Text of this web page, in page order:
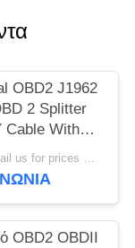
OBD2 J1962
2 Splitter
Cable With
for All Car
Please email us for prices MOQ:100 τεμάχια
OBD2 OBDII